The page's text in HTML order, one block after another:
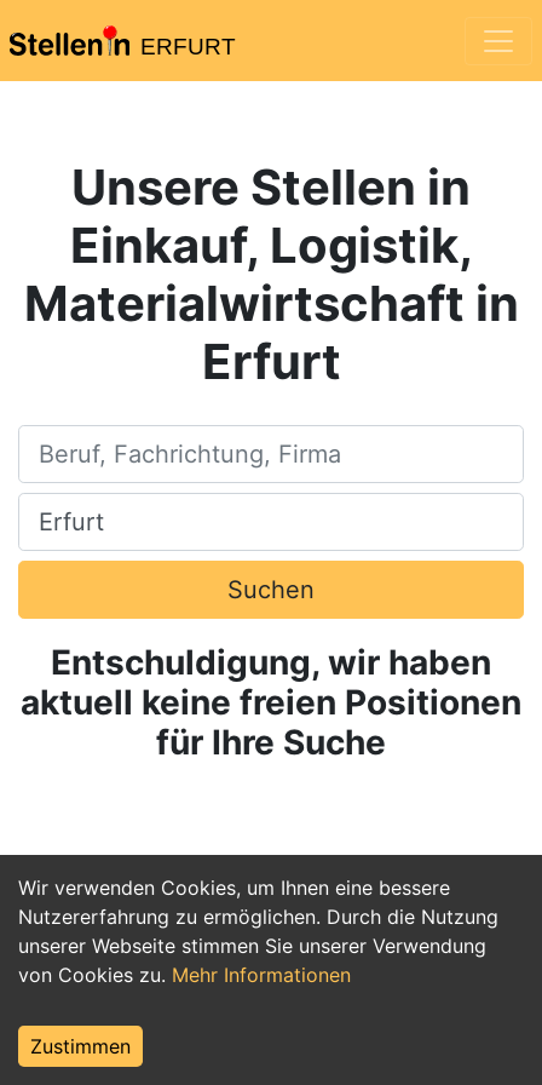
ERFURT
Wir verwenden Cookies, um Ihnen eine bessere
Nutzererfahrung zu ermöglichen. Durch die Nutzung
unserer Webseite stimmen Sie unserer Verwendung
von Cookies zu. Mehr Informationen
Zustimmen
Unsere Stellen in
Einkauf, Logistik,
Materialwirtschaft in
Erfurt
Beruf, Fachrichtung, Firma
Ort, Stadt
Suchen
Entschuldigung, wir haben
aktuell keine freien Positionen
für Ihre Suche